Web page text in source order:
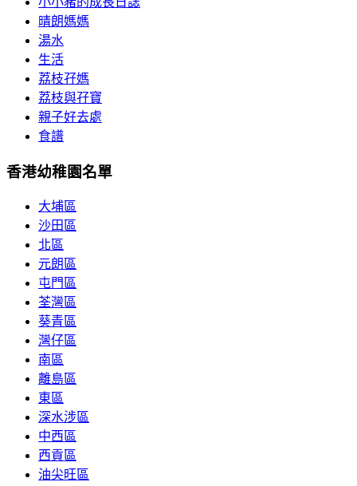
晴朗媽媽
湯水
生活
荔枝孖媽
荔枝與孖寶
親子好去處
食譜
香港幼稚園名單
大埔區
沙田區
北區
元朗區
屯門區
荃灣區
葵青區
灣仔區
南區
離島區
東區
深水涉區
中西區
西貢區
油尖旺區